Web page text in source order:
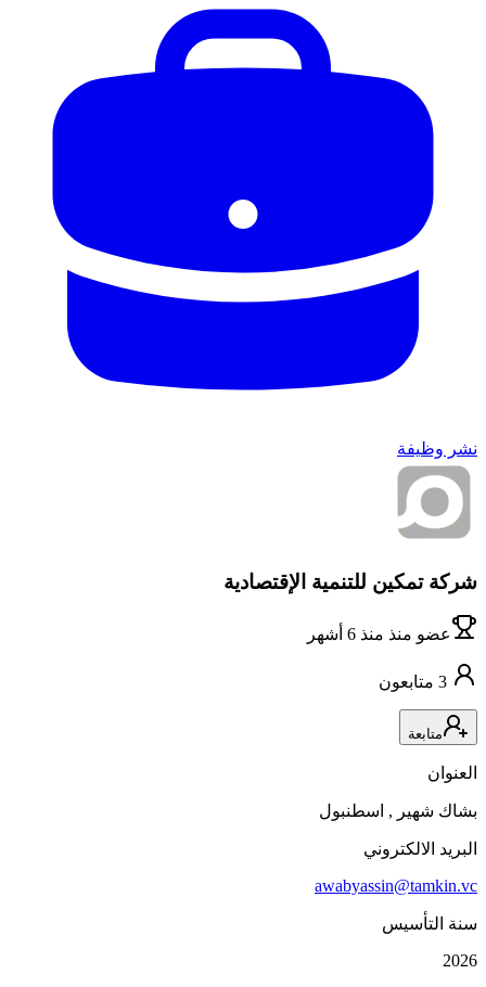
نشر وظيفة
شركة تمكين للتنمية الإقتصادية
عضو منذ منذ 6 أشهر
3 متابعون
متابعة
العنوان
بشاك شهير , اسطنبول
البريد الالكتروني
awabyassin@tamkin.vc
سنة التأسيس
2026